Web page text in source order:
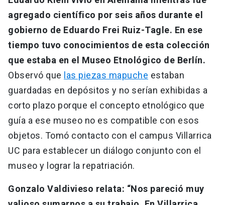
agregado científico por seis años durante el
gobierno de Eduardo Frei Ruiz-Tagle. En ese
tiempo tuvo conocimientos de esta colección
que estaba en el Museo Etnológico de Berlín.
Observó que las piezas mapuche estaban
guardadas en depósitos y no serían exhibidas a
corto plazo porque el concepto etnológico que
guía a ese museo no es compatible con esos
objetos. Tomó contacto con el campus Villarrica
UC para establecer un diálogo conjunto con el
museo y lograr la repatriación.
Gonzalo Valdivieso relata: “Nos pareció muy